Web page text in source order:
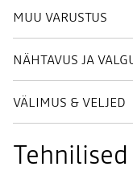
MUU VARUSTUS
NÄHTAVUS JA
VÄLIMUS & VELJED